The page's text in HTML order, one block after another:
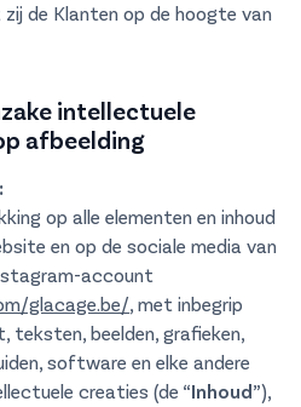
de Klanten op de hoogte van
intellectuele
afbeelding
op alle elementen en inhoud
en op de sociale media van
account
glacage.be/, met inbegrip
beelden, grafieken,
software en elke andere
creaties (de “Inhoud”),